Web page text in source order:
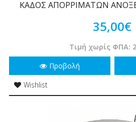
ΚΑΔΟΣ ΑΠΟΡΡΙΜΑΤΩΝ
35,00€
Τιμή χωρίς ΦΠΑ:
Προβολή
Wishlist